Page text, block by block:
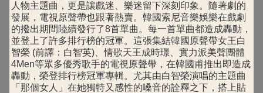
人物主題曲，更是讓戲迷、樂迷留下深刻印象。隨著劇的
發展，電視原聲帶也跟著熱賣。韓國索尼音樂娛樂在戲劇
的撥出期間陸續發行了8首單曲。每一首單曲都造成轟動，
並登上了許多排行榜的冠軍。這張集結韓國原聲帶女王白
智榮 (前譯：白智英)、情歌天王成時璟、實力派美聲團體
4Men等眾多優秀歌手的電視原聲帶，在韓國甫推出即造成
轟動，榮登排行榜冠軍專輯。尤其由白智榮演唱的主題曲
「那個女人」在她獨特又感性的嗓音的詮釋之下，搭上貼